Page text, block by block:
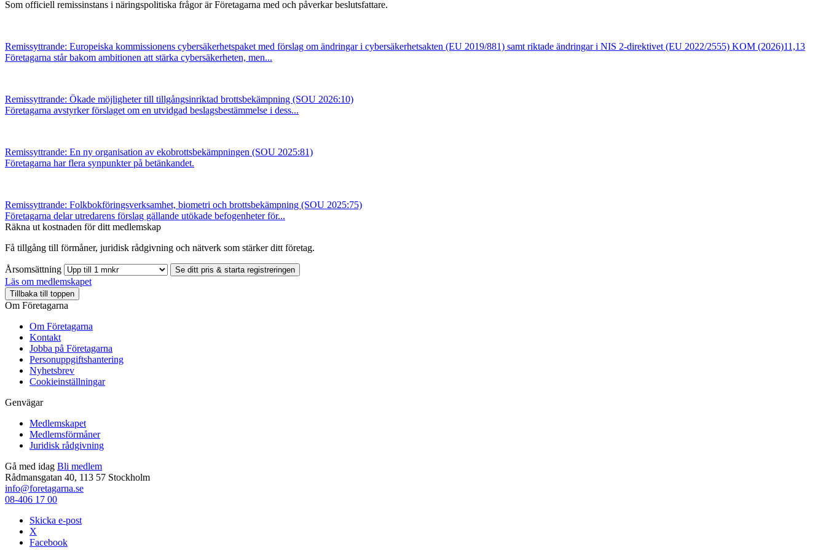
Som officiell remissinstans i näringspolitiska frågor är Företagarna med och påverkar beslutsfattare.
Remissyttrande: Europeiska kommissionens cybersäkerhetspaket med förslag om ändringar i cybersäkerhetsakten (EU 2019/881) samt riktade ändringar i NIS 2-direktivet (EU 2022/2555) KOM (2026)11,13
Företagarna står bakom ambitionen att stärka cybersäkerheten, men...
Remissyttrande: Ökade möjligheter till tillgångsinriktad brottsbekämpning (SOU 2026:10)
Företagarna avstyrker förslaget om en utvidgad beslagsbestämmelse i dess...
Remissyttrande: En ny organisation av ekobrottsbekämpningen (SOU 2025:81)
Företagarna har flera synpunkter på betänkandet.
Remissyttrande: Folkbokföringsverksamhet, biometri och brottsbekämpning (SOU 2025:75)
Företagarna delar utredarens förslag gällande utökade befogenheter för...
Räkna ut kostnaden för ditt medlemskap
Få tillgång till förmåner, juridisk rådgivning och nätverk som stärker ditt företag.
Årsomsättning Se ditt pris & starta registreringen
Läs om medlemskapet
Tillbaka till toppen
Om Företagarna
Om Företagarna
Kontakt
Jobba på Företagarna
Personuppgiftshantering
Nyhetsbrev
Cookieinställningar
Genvägar
Medlemskapet
Medlemsförmåner
Juridisk rådgivning
Gå med idag Bli medlem
Rådmansgatan 40, 113 57 Stockholm
info@foretagarna.se
08-406 17 00
Skicka e-post
X
Facebook